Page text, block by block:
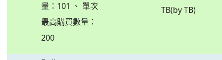
量：101 、 單次
最高購買數量：
200
TB(by TB)